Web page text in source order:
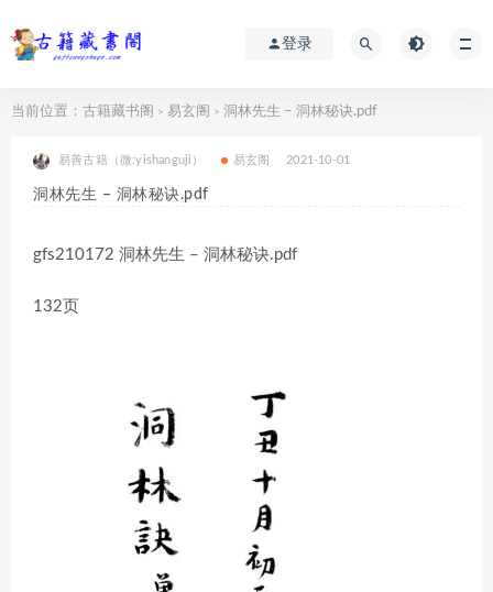
登录
当前位置： 古籍藏书阁 > 易玄阁 > 洞林先生 – 洞林秘诀.pdf
易善古籍（微:yishanguji） 易玄阁 2021-10-01
洞林先生 – 洞林秘诀.pdf
gfs210172 洞林先生 – 洞林秘诀.pdf
132页